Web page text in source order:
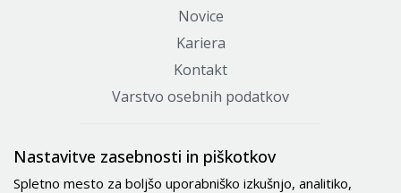
Novice
Kariera
Kontakt
Varstvo osebnih podatkov
Certifikati
Nastavitve zasebnosti in piškotkov
Spletno mesto za boljšo uporabniško izkušnjo, analitiko,